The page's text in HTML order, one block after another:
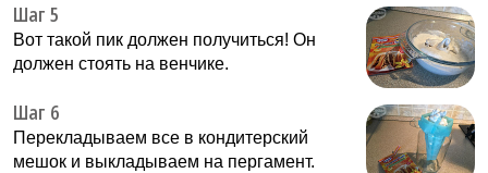
Шаг 5
Вот такой пик должен получиться! Он
должен стоять на венчике.
Шаг 6
Перекладываем все в кондитерский
мешок и выкладываем на пергамент.